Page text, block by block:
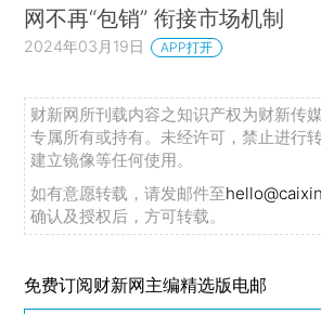
网不再“包销” 衔接市场机制
2024年03月19日 APP打开
财新网所刊载内容之知识产权为财新传
专属所有或持有。未经许可，禁止进行
建立镜像等任何使用。
如有意愿转载，请发邮件至
确认及授权后，方可转载。
免费订阅财新网主编精选版电邮